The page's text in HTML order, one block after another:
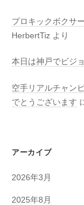
プロキックボクサ
HerbertTiz より
本日は神戸でビジ
空手リアルチャン
でとうございます
アーカイブ
2026年3月
2025年8月